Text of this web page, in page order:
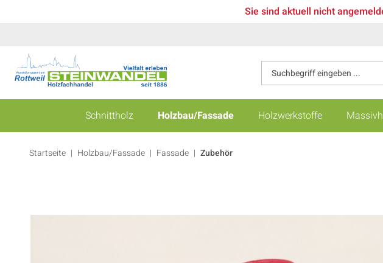
Sie sind aktuell nicht
Schnittholz Holzbau/Fassade Holzwerkstoffe
Startseite Holzbau/Fassade | Fassade | Zubehör